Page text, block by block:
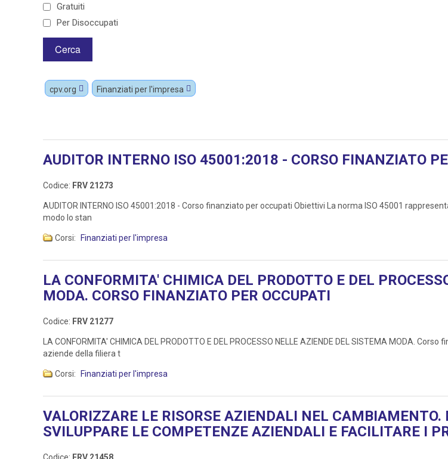
Gratuiti
Per Disoccupati
cpv.org Finanziati per l'impresa
AUDITOR INTERNO ISO 45001:2018 - CORSO FINANZIATO
Codice: FRV 21273
AUDITOR INTERNO ISO 45001:2018 - Corso finanziato per occupati Obiettivi La norma ISO 45001
modo lo stan
Corsi: Finanziati per l'impresa
LA CONFORMITA' CHIMICA DEL PRODOTTO E DEL
MODA. CORSO FINANZIATO PER OCCUPATI
Codice: FRV 21277
LA CONFORMITA' CHIMICA DEL PRODOTTO E DEL PROCESSO NELLE AZIENDE DEL SISTEMA MODA.
aziende della filiera t
Corsi: Finanziati per l'impresa
VALORIZZARE LE RISORSE AZIENDALI NEL CAMBIAMENTO.
SVILUPPARE LE COMPETENZE AZIENDALI E FACILITARE I